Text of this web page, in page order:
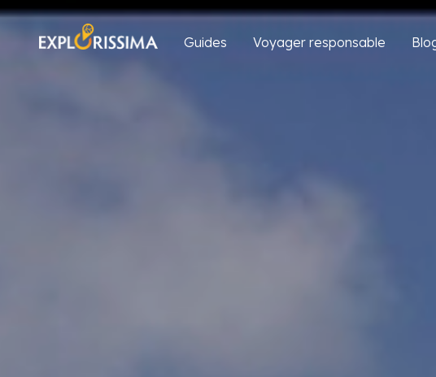
Guides Voyager responsable